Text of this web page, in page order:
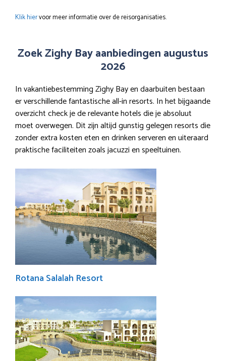
Klik hiervoor meer informatie over de reisorganisaties.
Zoek Zighy Bay aanbiedingen augustus
2026
In vakantiebestemming Zighy Bay en daarbuiten bestaan
er verschillende fantastische all-in resorts. In het bijgaande
overzicht check je de relevante hotels die je absoluut
moet overwegen. Dit zijn altijd gunstig gelegen resorts die
zonder extra kosten eten en drinken serveren en uiteraard
praktische faciliteiten zoals jacuzzi en speeltuinen.
Rotana Salalah Resort